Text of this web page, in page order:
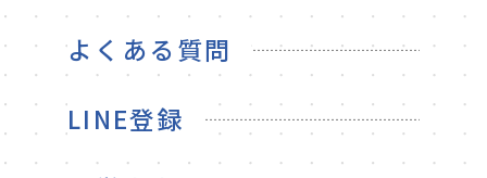
よくある質問
LINE登録